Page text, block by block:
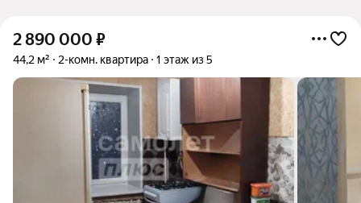
2 890 000 ₽
44,2 м² 2-комн. квартира 1 этаж из 5